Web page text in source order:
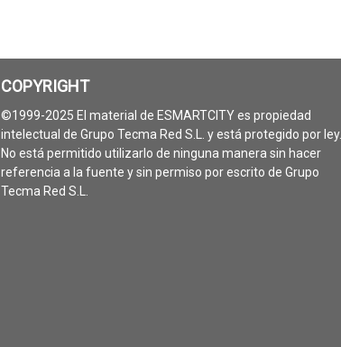
COPYRIGHT
©1999-2025 El material de ESMARTCITY es propiedad
intelectual de Grupo Tecma Red S.L. y está protegido por ley.
No está permitido utilizarlo de ninguna manera sin hacer
referencia a la fuente y sin permiso por escrito de Grupo
Tecma Red S.L.